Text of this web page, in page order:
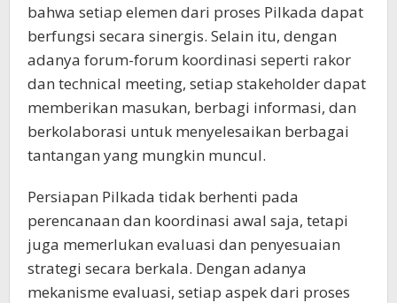
bahwa setiap elemen dari proses Pilkada dapat
berfungsi secara sinergis. Selain itu, dengan
adanya forum-forum koordinasi seperti rakor
dan technical meeting, setiap stakeholder dapat
memberikan masukan, berbagi informasi, dan
berkolaborasi untuk menyelesaikan berbagai
tantangan yang mungkin muncul.
Persiapan Pilkada tidak berhenti pada
perencanaan dan koordinasi awal saja, tetapi
juga memerlukan evaluasi dan penyesuaian
strategi secara berkala. Dengan adanya
mekanisme evaluasi, setiap aspek dari proses